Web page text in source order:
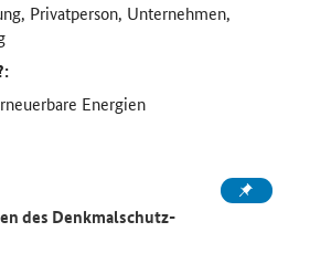
Privatperson, Unternehmen,
Energien
des Denkmalschutz-